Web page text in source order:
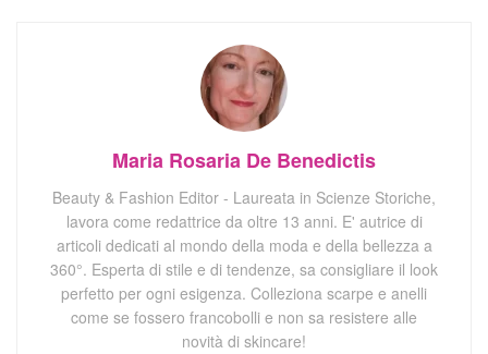
Maria Rosaria De Benedictis
Beauty & Fashion Editor - Laureata in Scienze Storiche,
lavora come redattrice da oltre 13 anni. E' autrice di
articoli dedicati al mondo della moda e della bellezza a
360°. Esperta di stile e di tendenze, sa consigliare il look
perfetto per ogni esigenza. Colleziona scarpe e anelli
come se fossero francobolli e non sa resistere alle
novità di skincare!